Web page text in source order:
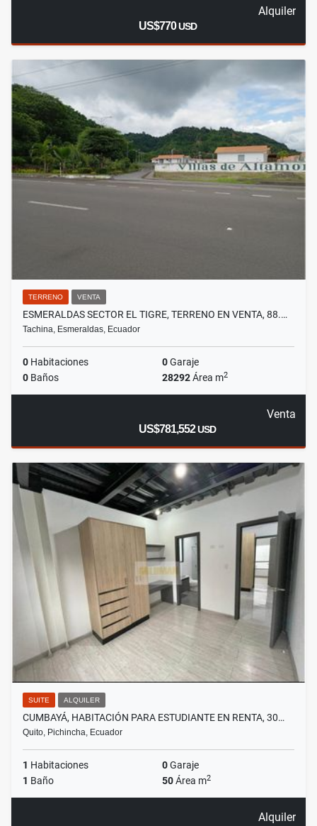
Alquiler
US$770USD
TERRENO VENTA
ESMERALDAS SECTOR EL TIGRE, TERRENO EN VENTA, 88.…
Tachina, Esmeraldas, Ecuador
0 Habitaciones 0Garaje
0 Baños 28292Área m2
Venta
US$781,552USD
SUITE ALQUILER
CUMBAYÁ, HABITACIÓN PARA ESTUDIANTE EN RENTA, 30…
Quito, Pichincha, Ecuador
1 Habitaciones 0Garaje
1 Baño 50Área m2
Alquiler